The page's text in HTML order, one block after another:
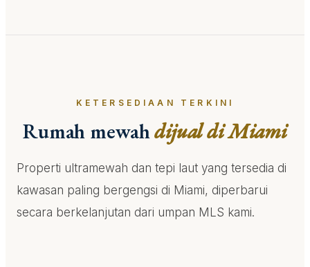
KETERSEDIAAN TERKINI
Rumah mewahdijual di Miami
Properti ultramewah dan tepi laut yang tersedia di
kawasan paling bergengsi di Miami, diperbarui
secara berkelanjutan dari umpan MLS kami.